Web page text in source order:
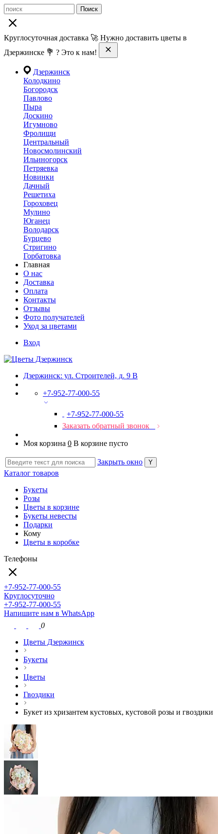
Поиск
Круглосуточная доставка 🚀 Нужно доставить цветы в
Дзержинске 💐 ? Это к нам!
Дзержинск
Колодкино
Богородск
Павлово
Пыра
Доскино
Игумново
Фролищи
Центральный
Новосмолинский
Ильиногорск
Петряевка
Новинки
Дачный
Решетиха
Гороховец
Мулино
Юганец
Володарск
Бурцево
Стригино
Горбатовка
Главная
О нас
Доставка
Оплата
Контакты
Отзывы
Фото получателей
Уход за цветами
Вход
Дзержинск: ул. Строителей, д. 9 В
+7-952-77-000-55
+7-952-77-000-55
Заказать обратный звонок
Моя корзина 0 В корзине пусто
Закрыть окно
Каталог товаров
Букеты
Розы
Цветы в корзине
Букеты невесты
Подарки
Кому
Цветы в коробке
Телефоны
+7-952-77-000-55
Круглосуточно
+7-952-77-000-55
Напишите нам в WhatsApp
0
Цветы Дзержинск
Букеты
Цветы
Гвоздики
Букет из хризантем кустовых, кустовой розы и гвоздики